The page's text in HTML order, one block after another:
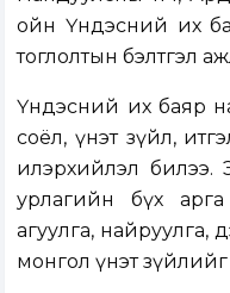
ойн Үндэсний их
тоглолтын бэлтгэл
Үндэсний их баяр
соёл, үнэт зүйл,
илэрхийлэл билээ.
урлагийн бүх
агуулга, найруулга,
монгол үнэт